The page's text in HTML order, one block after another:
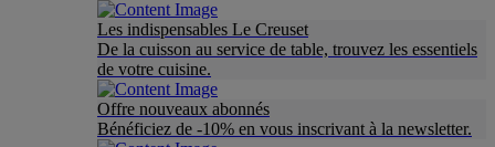
Les indispensables Le Creuset
De la cuisson au service de table, trouvez les essentiels
de votre cuisine.
Offre nouveaux abonnés
Bénéficiez de -10% en vous inscrivant à la newsletter.